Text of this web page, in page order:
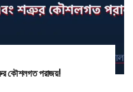
কৌশলগত পরাজয়!